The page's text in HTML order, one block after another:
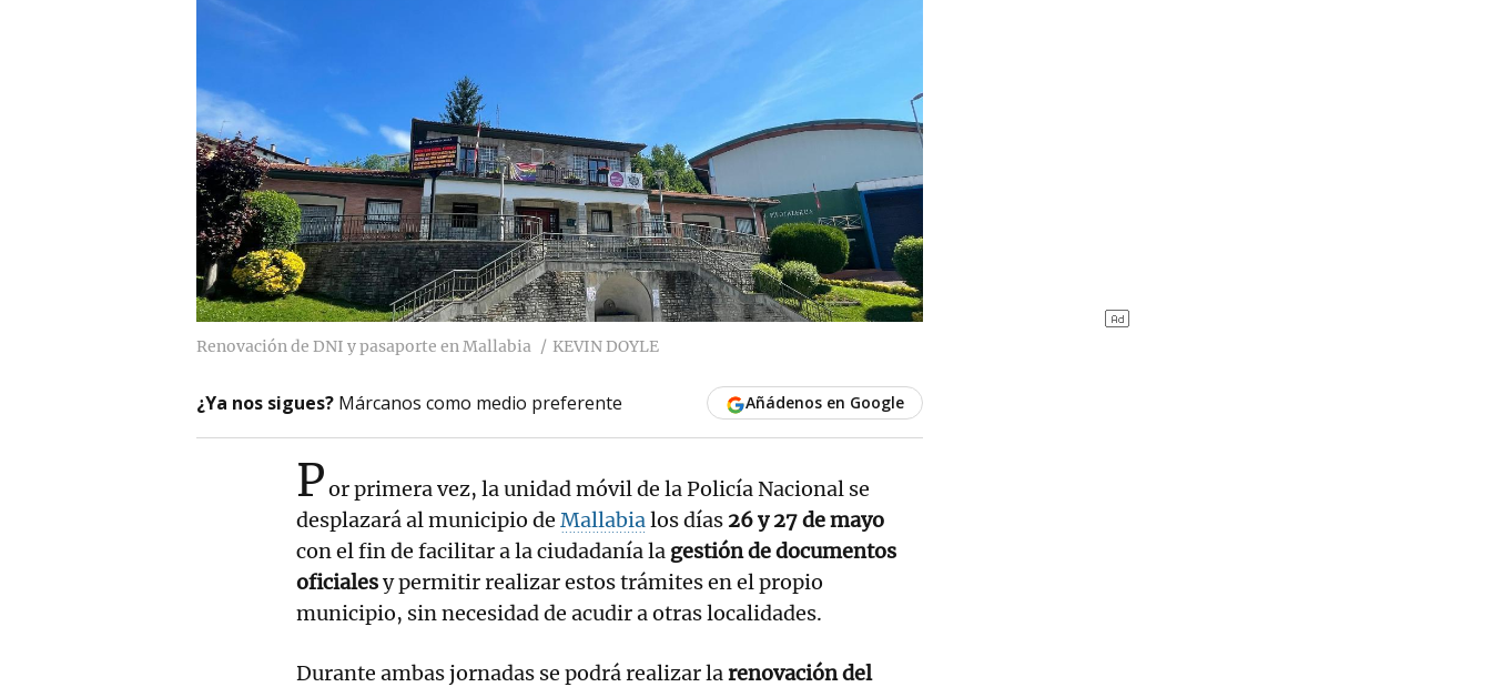
Renovación de DNI y pasaporte en Mallabia KEVIN DOYLE
¿Ya nos sigues? Márcanos como medio preferente Añádenos en Google
Por primera vez, la unidad móvil de la Policía Nacional se
desplazará al municipio de Mallabialos días 26 y 27 de mayo
con el fin de facilitar a la ciudadanía la gestión de documentos
oficialesy permitir realizar estos trámites en el propio
municipio, sin necesidad de acudir a otras localidades.
Durante ambas jornadas se podrá realizar larenovación del